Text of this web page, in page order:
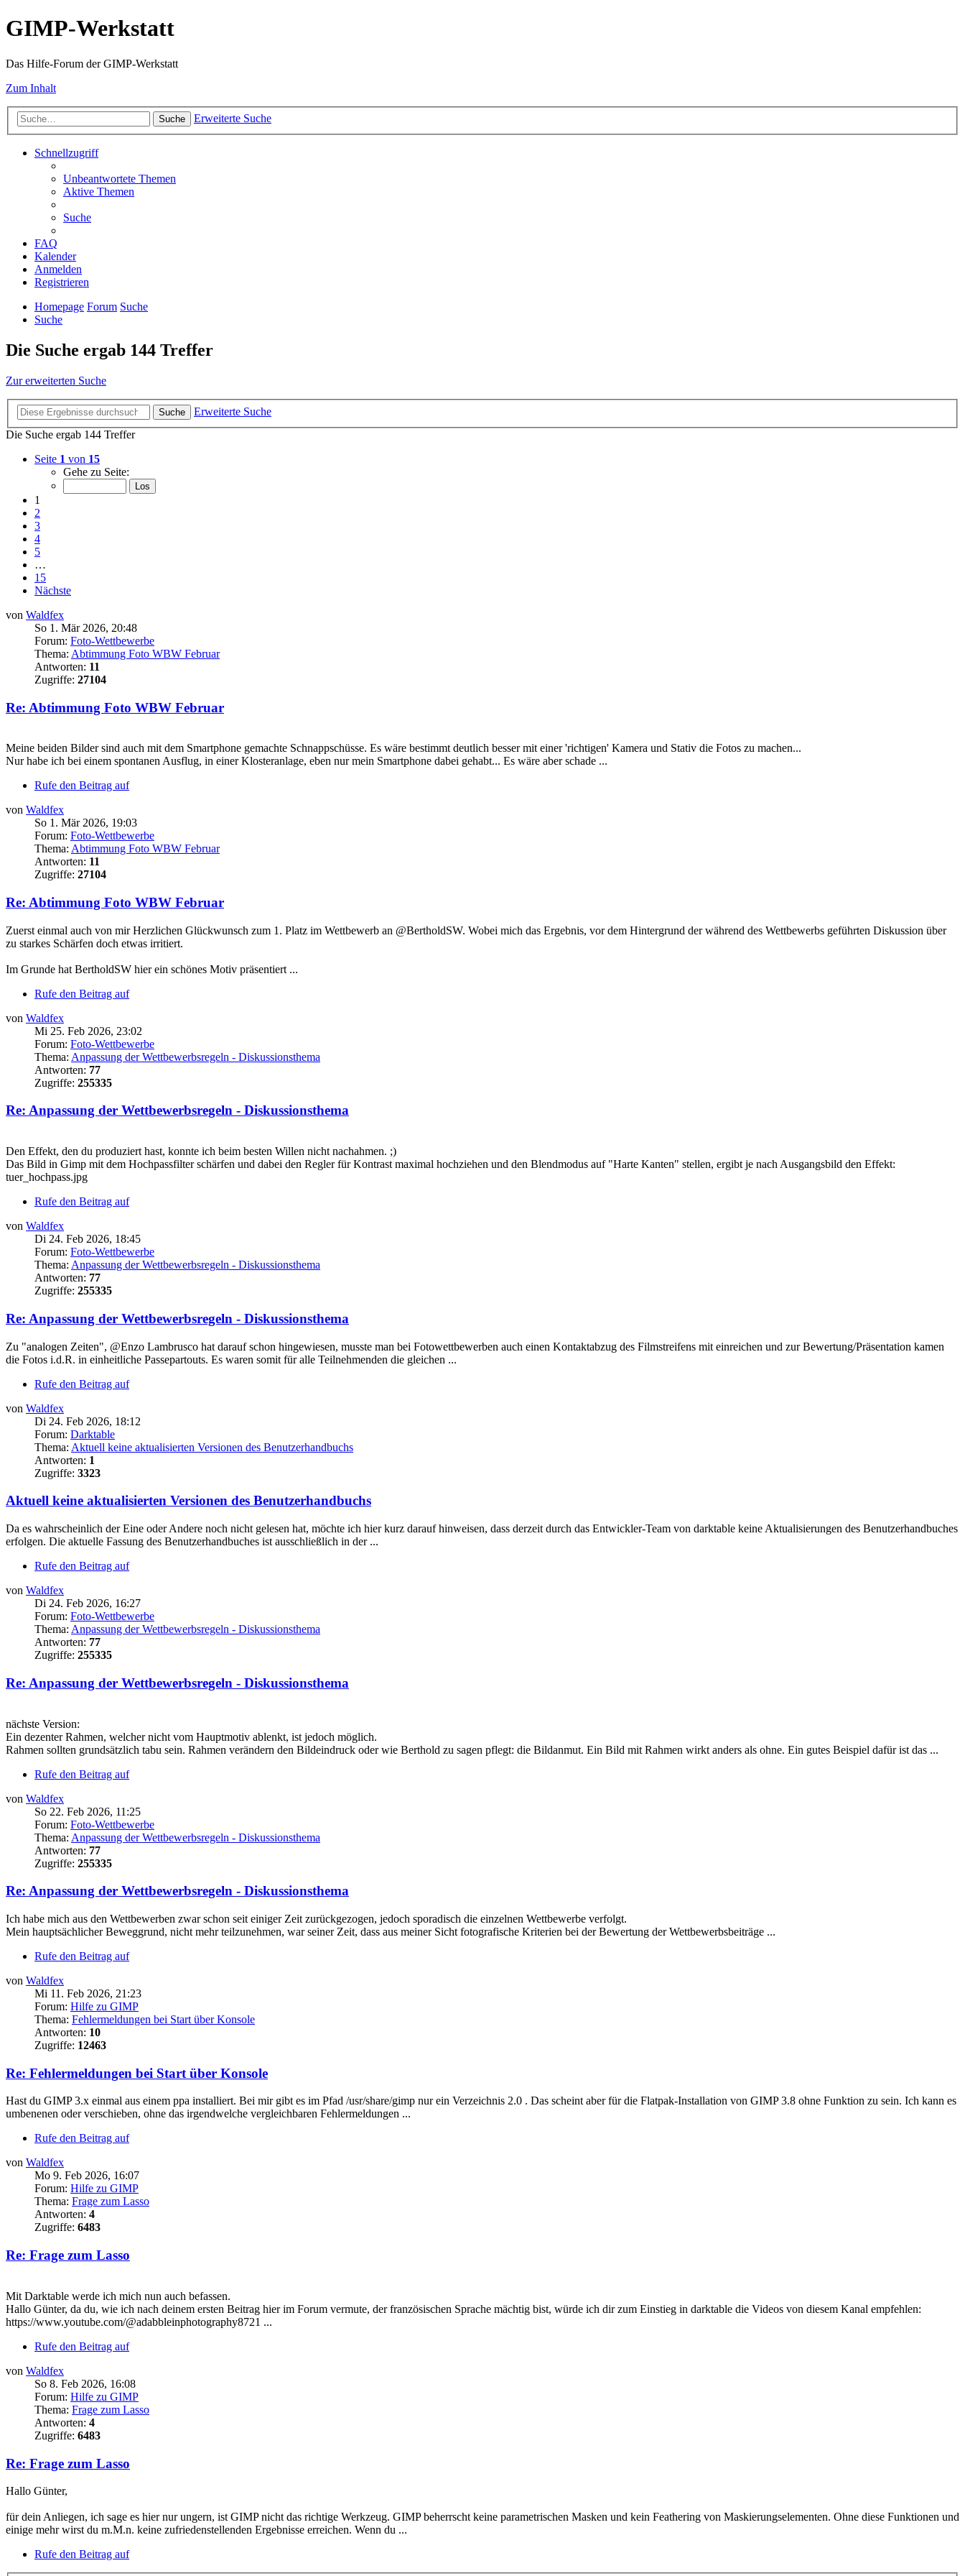
GIMP-Werkstatt
Das Hilfe-Forum der GIMP-Werkstatt
Zum Inhalt
Suche Erweiterte Suche
Schnellzugriff
Unbeantwortete Themen
Aktive Themen
Suche
FAQ
Kalender
Anmelden
Registrieren
Homepage Forum Suche
Suche
Die Suche ergab 144 Treffer
Zur erweiterten Suche
Suche
Erweiterte Suche
Die Suche ergab 144 Treffer
Seite 1 von 15
Gehe zu Seite:
1
2
3
4
5
…
15
Nächste
von Waldfex
So 1. Mär 2026, 20:48
Forum: Foto-Wettbewerbe
Thema: Abtimmung Foto WBW Februar
Antworten: 11
Zugriffe: 27104
Re: Abtimmung Foto WBW Februar
Meine beiden Bilder sind auch mit dem Smartphone gemachte Schnappschüsse. Es wäre bestimmt deutlich besser mit einer 'richtigen' Kamera und Stativ die Fotos zu machen...
Nur habe ich bei einem spontanen Ausflug, in einer Klosteranlage, eben nur mein Smartphone dabei gehabt... Es wäre aber schade ...
Rufe den Beitrag auf
von Waldfex
So 1. Mär 2026, 19:03
Forum: Foto-Wettbewerbe
Thema: Abtimmung Foto WBW Februar
Antworten: 11
Zugriffe: 27104
Re: Abtimmung Foto WBW Februar
Zuerst einmal auch von mir Herzlichen Glückwunsch zum 1. Platz im Wettbewerb an @BertholdSW. Wobei mich das Ergebnis, vor dem Hintergrund der während des Wettbewerbs geführten Diskussion über
zu starkes Schärfen doch etwas irritiert.
Im Grunde hat BertholdSW hier ein schönes Motiv präsentiert ...
Rufe den Beitrag auf
von Waldfex
Mi 25. Feb 2026, 23:02
Forum: Foto-Wettbewerbe
Thema: Anpassung der Wettbewerbsregeln - Diskussionsthema
Antworten: 77
Zugriffe: 255335
Re: Anpassung der Wettbewerbsregeln - Diskussionsthema
Den Effekt, den du produziert hast, konnte ich beim besten Willen nicht nachahmen. ;)
Das Bild in Gimp mit dem Hochpassfilter schärfen und dabei den Regler für Kontrast maximal hochziehen und den Blendmodus auf "Harte Kanten" stellen, ergibt je nach Ausgangsbild den Effekt:
tuer_hochpass.jpg
Rufe den Beitrag auf
von Waldfex
Di 24. Feb 2026, 18:45
Forum: Foto-Wettbewerbe
Thema: Anpassung der Wettbewerbsregeln - Diskussionsthema
Antworten: 77
Zugriffe: 255335
Re: Anpassung der Wettbewerbsregeln - Diskussionsthema
Zu "analogen Zeiten", @Enzo Lambrusco hat darauf schon hingewiesen, musste man bei Fotowettbewerben auch einen Kontaktabzug des Filmstreifens mit einreichen und zur Bewertung/Präsentation kamen
die Fotos i.d.R. in einheitliche Passepartouts. Es waren somit für alle Teilnehmenden die gleichen ...
Rufe den Beitrag auf
von Waldfex
Di 24. Feb 2026, 18:12
Forum: Darktable
Thema: Aktuell keine aktualisierten Versionen des Benutzerhandbuchs
Antworten: 1
Zugriffe: 3323
Aktuell keine aktualisierten Versionen des Benutzerhandbuchs
Da es wahrscheinlich der Eine oder Andere noch nicht gelesen hat, möchte ich hier kurz darauf hinweisen, dass derzeit durch das Entwickler-Team von darktable keine Aktualisierungen des Benutzerhandbuches
erfolgen. Die aktuelle Fassung des Benutzerhandbuches ist ausschließlich in der ...
Rufe den Beitrag auf
von Waldfex
Di 24. Feb 2026, 16:27
Forum: Foto-Wettbewerbe
Thema: Anpassung der Wettbewerbsregeln - Diskussionsthema
Antworten: 77
Zugriffe: 255335
Re: Anpassung der Wettbewerbsregeln - Diskussionsthema
nächste Version:
Ein dezenter Rahmen, welcher nicht vom Hauptmotiv ablenkt, ist jedoch möglich.
Rahmen sollten grundsätzlich tabu sein. Rahmen verändern den Bildeindruck oder wie Berthold zu sagen pflegt: die Bildanmut. Ein Bild mit Rahmen wirkt anders als ohne. Ein gutes Beispiel dafür ist das ...
Rufe den Beitrag auf
von Waldfex
So 22. Feb 2026, 11:25
Forum: Foto-Wettbewerbe
Thema: Anpassung der Wettbewerbsregeln - Diskussionsthema
Antworten: 77
Zugriffe: 255335
Re: Anpassung der Wettbewerbsregeln - Diskussionsthema
Ich habe mich aus den Wettbewerben zwar schon seit einiger Zeit zurückgezogen, jedoch sporadisch die einzelnen Wettbewerbe verfolgt.
Mein hauptsächlicher Beweggrund, nicht mehr teilzunehmen, war seiner Zeit, dass aus meiner Sicht fotografische Kriterien bei der Bewertung der Wettbewerbsbeiträge ...
Rufe den Beitrag auf
von Waldfex
Mi 11. Feb 2026, 21:23
Forum: Hilfe zu GIMP
Thema: Fehlermeldungen bei Start über Konsole
Antworten: 10
Zugriffe: 12463
Re: Fehlermeldungen bei Start über Konsole
Hast du GIMP 3.x einmal aus einem ppa installiert. Bei mir gibt es im Pfad /usr/share/gimp nur ein Verzeichnis 2.0 . Das scheint aber für die Flatpak-Installation von GIMP 3.8 ohne Funktion zu sein. Ich kann es
umbenenen oder verschieben, ohne das irgendwelche vergleichbaren Fehlermeldungen ...
Rufe den Beitrag auf
von Waldfex
Mo 9. Feb 2026, 16:07
Forum: Hilfe zu GIMP
Thema: Frage zum Lasso
Antworten: 4
Zugriffe: 6483
Re: Frage zum Lasso
Mit Darktable werde ich mich nun auch befassen.
Hallo Günter, da du, wie ich nach deinem ersten Beitrag hier im Forum vermute, der französischen Sprache mächtig bist, würde ich dir zum Einstieg in darktable die Videos von diesem Kanal empfehlen:
https://www.youtube.com/@adabbleinphotography8721 ...
Rufe den Beitrag auf
von Waldfex
So 8. Feb 2026, 16:08
Forum: Hilfe zu GIMP
Thema: Frage zum Lasso
Antworten: 4
Zugriffe: 6483
Re: Frage zum Lasso
Hallo Günter,
für dein Anliegen, ich sage es hier nur ungern, ist GIMP nicht das richtige Werkzeug. GIMP beherrscht keine parametrischen Masken und kein Feathering von Maskierungselementen. Ohne diese Funktionen und
einige mehr wirst du m.M.n. keine zufriedenstellenden Ergebnisse erreichen. Wenn du ...
Rufe den Beitrag auf